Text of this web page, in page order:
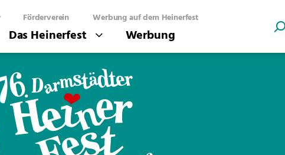
Das Heinerfest Werbung
Förderverein Werbung auf dem Heinerfest